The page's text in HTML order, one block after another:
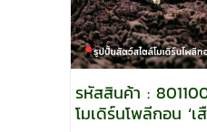
รหัสสินค้า :
โมเดิร์นโพลีกอน ‘เ